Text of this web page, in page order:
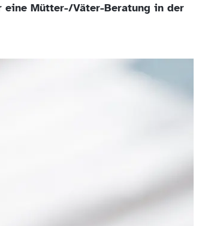
eine Mütter-/Väter-Beratung in der